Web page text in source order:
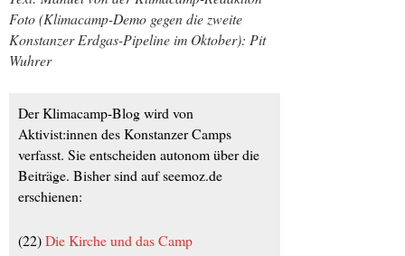
Foto (Klimacamp-Demo gegen die zweite
Konstanzer Erdgas-Pipeline im Oktober): Pit
Wuhrer
Der Klimacamp-Blog wird von
Aktivist:innen des Konstanzer Camps
verfasst. Sie entscheiden autonom über die
Beiträge. Bisher sind auf seemoz.de
erschienen:
(22)Die Kirche und das Camp